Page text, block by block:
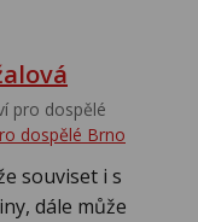
pro dospělé
dospělé Brno
souviset i s
dále může